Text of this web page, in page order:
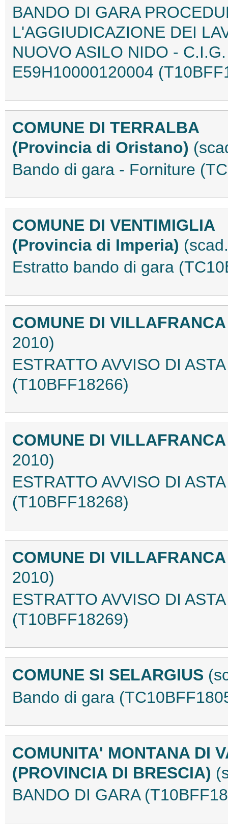
BANDO DI GARA
L'AGGIUDICAZIONE DEI
NUOVO ASILO NIDO -
E59H10000120004
COMUNE DI TERRALBA
(Provincia di Oristano)
Bando di gara - Forniture
COMUNE DI VENTIMIGLIA
(Provincia di Imperia)
Estratto bando di gara
COMUNE DI
2010)
ESTRATTO AVVISO DI
(T10BFF18266)
COMUNE DI
2010)
ESTRATTO AVVISO DI
(T10BFF18268)
COMUNE DI
2010)
ESTRATTO AVVISO DI
(T10BFF18269)
COMUNE SI SELARGIUS
Bando di gara
COMUNITA' MONTANA DI
(PROVINCIA DI BRESCIA)
BANDO DI GARA